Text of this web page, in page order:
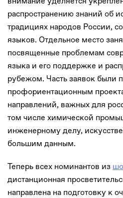
распространению знаний об
традициях народов России,
языков. Отдельное место
посвященные проблемам
языка и его поддержке и
рубежом. Часть заявок были
профориентационным
направлений, важных для
том числе химической
инженерному делу,
большим данным.
Теперь всех номинантов из
дистанционная
направлена на подготовку к